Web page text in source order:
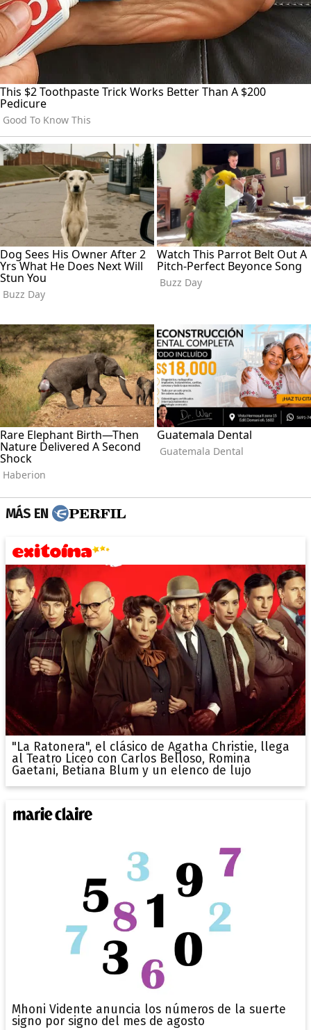
MÁS EN
"La Ratonera", el clásico de Agatha Christie, llega
al Teatro Liceo con Carlos Belloso, Romina
Gaetani, Betiana Blum y un elenco de lujo
Mhoni Vidente anuncia los números de la suerte
signo por signo del mes de agosto